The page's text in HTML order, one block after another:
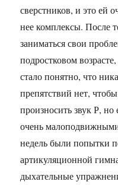
сверстников, и это ей
нее комплексы. После
заниматься свои
подростковом
стало понятно, что
препятствий нет,
произносить звук Р,
очень
недель были попытки
артикуляционной
дыхательные